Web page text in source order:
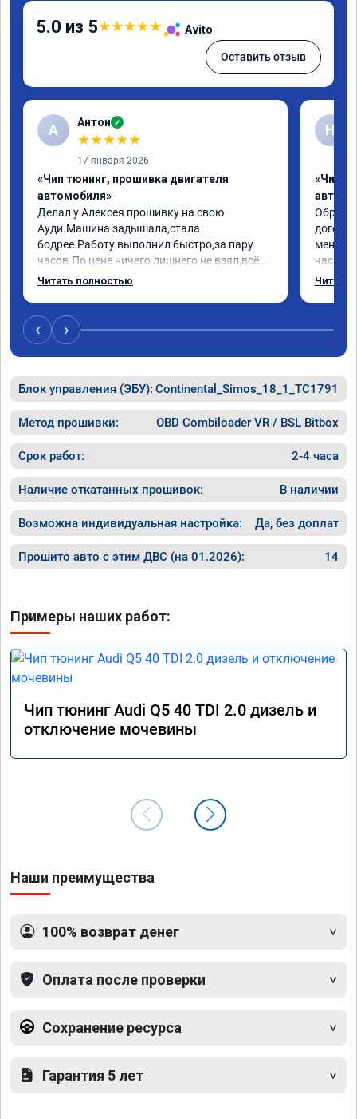
5.0 из 5★★★★★ Avito
Оставить отзыв
А Антон ✓
★★★★★
17 января 2026
«Чип тюнинг, прошивка двигателя
автомобиля»
Делал у Алексея прошивку на свою
Ауди.Машина задышала,стала
бодрее.Работу выполнил быстро,за пару
часов.По цене ничего лишнего не взял,всё
как договаривались заранее.После работы
случае поломки авто.Однозначно
рекомендую Алексея как грамотного
специалиста!
Читать полностью
Н
«Чип
меня
час
Арман
Читать
‹ ›
Блок управления (ЭБУ): Continental_Simos_18_1_TC1791
Метод прошивки: OBD Combiloader VR / BSL Bitbox
Срок работ: 2-4 часа
Наличие откатанных прошивок: В наличии
Возможна индивидуальная настройка: Да, без доплат
Прошито авто с этим ДВС (на 01.2026): 14
Примеры наших работ:
Чип тюнинг Audi Q5 40 TDI 2.0 дизель и
отключение мочевины
Наши преимущества
100% возврат денег
Оплата после проверки
Сохранение ресурса
Гарантия 5 лет